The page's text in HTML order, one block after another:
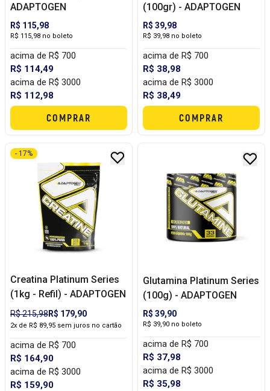
ADAPTOGEN
R$ 115,98
R$ 115,98 no boleto
acima de R$ 700
R$ 114,49
acima de R$ 3000
R$ 112,98
COMPRAR
(100gr) - ADAPTOGEN
R$ 39,98
R$ 39,98 no boleto
acima de R$ 700
R$ 38,98
acima de R$ 3000
R$ 38,49
COMPRAR
Creatina Platinum Series
(1kg - Refil) - ADAPTOGEN
R$ 215,98R$ 179,90
- 17%
2x de R$ 89,95 sem juros no cartão
acima de R$ 700
R$ 164,90
acima de R$ 3000
R$ 159,90
Glutamina Platinum Series
(100g) - ADAPTOGEN
R$ 39,90
R$ 39,90 no boleto
acima de R$ 700
R$ 37,98
acima de R$ 3000
R$ 35,98